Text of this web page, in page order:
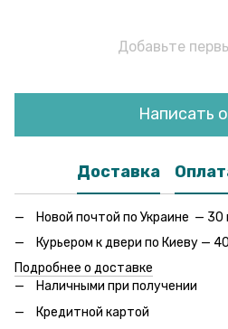
Добавьте
Написать
Доставка
Новой почтой по Украине — 30
Курьером к двери по Киеву —
Подробнее о доставке
Наличными при получении
Кредитной картой